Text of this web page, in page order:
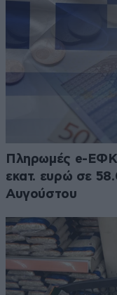
Πληρωμές e-
εκατ. ευρώ σε
Αυγούστου